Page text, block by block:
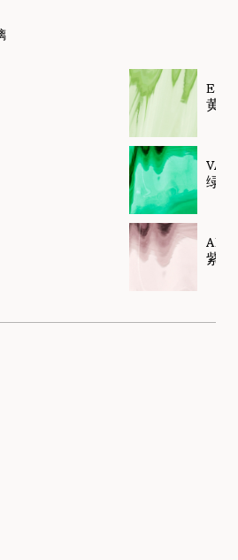
EL
黄绿
VA
绿色
AM
紫水